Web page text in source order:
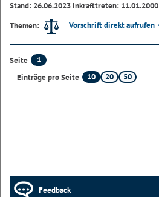
Stand: 26.06.2023 Inkrafttreten: 11.01.2000
Themen:
Vorschrift direkt aufrufen
Seite
1
Einträge pro Seite
10 20 50
Feedback